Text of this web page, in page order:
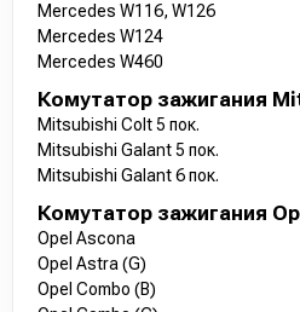
Mercedes W116, W126
Mercedes W124
Mercedes W460
Комутатор зажигания
Mitsubishi Colt 5 пок.
Mitsubishi Galant 5 пок.
Mitsubishi Galant 6 пок.
Комутатор зажигания
Opel Ascona
Opel Astra (G)
Opel Combo (B)